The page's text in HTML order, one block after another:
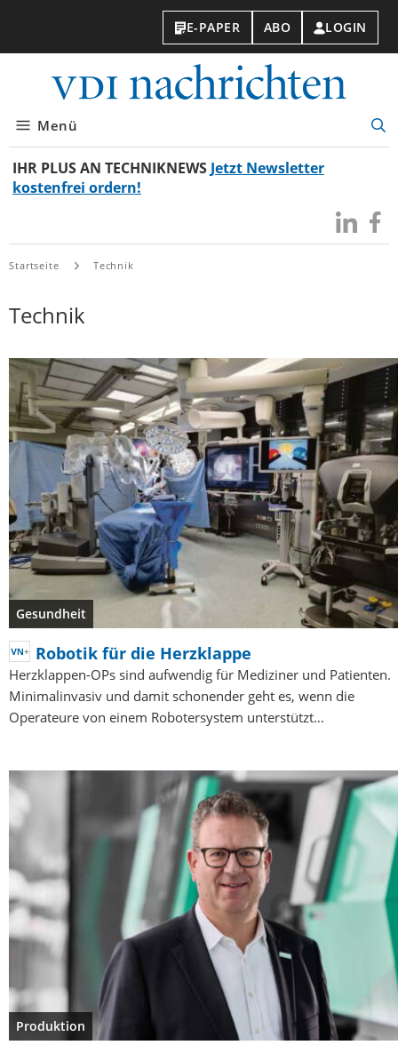
E-PAPER ABO LOGIN
Menü
IHR PLUS AN TECHNIKNEWS Jetzt Newsletter
kostenfrei ordern!
Besuchen
Sie
Sie
Startseite Technik
Technik
Gesundheit
Robotik für die Herzklappe
Herzklappen-OPs sind aufwendig für Mediziner und Patienten.
Minimalinvasiv und damit schonender geht es, wenn die
Operateure von einem Robotersystem unterstützt…
Produktion